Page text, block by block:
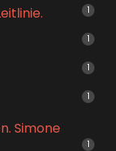
1
1
1
1
Simone
1